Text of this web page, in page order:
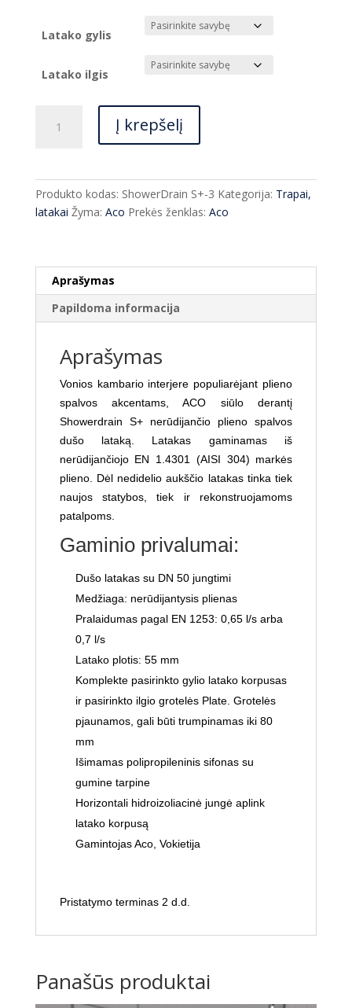
€265.00
through
€286.00
Latako gylis
Latako ilgis
kiekis:
ShowerDrain
S+
plieno
grotelėmis
pilnas
Į krepšelį
Produkto kodas: ShowerDrain S+-3 Kategorija: Trapai,
latakai Žyma: Aco Prekės ženklas: Aco
Aprašymas
Papildoma informacija
Aprašymas
Vonios kambario interjere populiarėjant plieno
spalvos akcentams, ACO siūlo derantį
Showerdrain S+ nerūdijančio plieno spalvos
dušo lataką. Latakas gaminamas iš
nerūdijančiojo EN 1.4301 (AISI 304) markės
plieno. Dėl nedidelio aukščio latakas tinka tiek
naujos statybos, tiek ir rekonstruojamoms
patalpoms.
Gaminio privalumai:
Dušo latakas su DN 50 jungtimi
Medžiaga: nerūdijantysis plienas
Pralaidumas pagal EN 1253: 0,65 l/s arba
0,7 l/s
Latako plotis: 55 mm
Komplekte pasirinkto gylio latako korpusas
ir pasirinkto ilgio grotelės Plate. Grotelės
pjaunamos, gali būti trumpinamas iki 80
mm
Išimamas polipropileninis sifonas su
gumine tarpine
Horizontali hidroizoliacinė jungė aplink
latako korpusą
Gamintojas Aco, Vokietija
Pristatymo terminas 2 d.d.
Panašūs produktai